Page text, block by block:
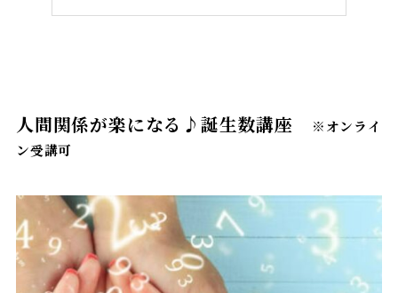
人間関係が楽になる♪誕生数講座
※オンライ
ン受講可